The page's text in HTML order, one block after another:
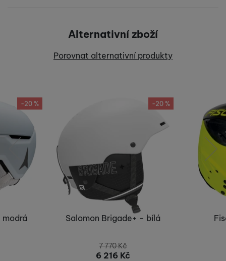
Recenze
Alternativní zboží
Porovnat alternativní produkty
předchozí následující
-20 %
Salomon Brigade+ - bílá
7 770Kč
6 216 Kč
-20 %